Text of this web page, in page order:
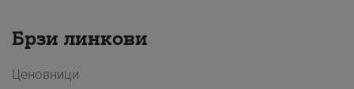
Брзи линкови
Ценовници